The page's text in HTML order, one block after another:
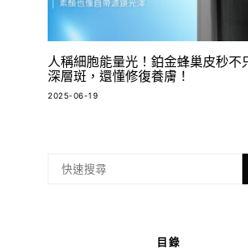
人稱細胞能量光！鉑金蜂巢皮秒不
深層斑，還懂修復養膚！
2025-06-19
目錄